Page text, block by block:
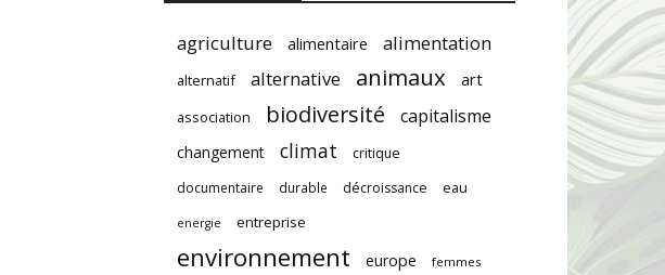
agriculture alimentaire alimentation
alternatif alternative animaux art
association biodiversité capitalisme
changement climat
critique
documentaire
durable décroissance eau
energie entreprise
environnement europe femmes